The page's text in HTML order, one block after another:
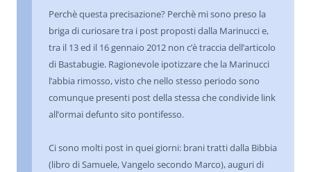
Perchè questa precisazione? Perchè mi sono preso la
briga di curiosare tra i post proposti dalla Marinucci e,
tra il 13 ed il 16 gennaio 2012 non c’è traccia dell’articolo
di Bastabugie. Ragionevole ipotizzare che la Marinucci
l’abbia rimosso, visto che nello stesso periodo sono
comunque presenti post della stessa che condivide link
all’ormai defunto sito pontifesso.
Ci sono molti post in quei giorni: brani tratti dalla Bibbia
(libro di Samuele, Vangelo secondo Marco), auguri di